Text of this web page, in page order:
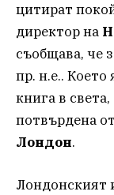
цитират
директор на
съобщава, че
пр. н.е.. Което
книга в
потвърдена
Лондон.
Лондонският